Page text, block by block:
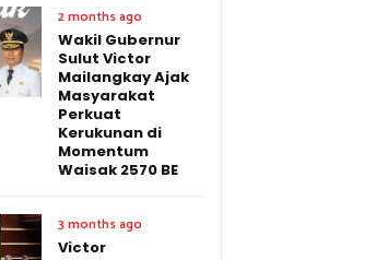
2 months ago
Wakil Gubernur
Sulut Victor
Mailangkay Ajak
Masyarakat
Perkuat
Kerukunan di
Momentum
Waisak 2570 BE
3 months ago
Victor